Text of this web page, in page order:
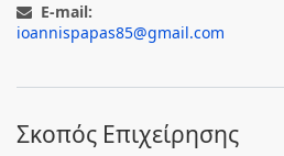
E-mail:
ioannispapas85@gmail.com
Σκοπός Επιχείρησης